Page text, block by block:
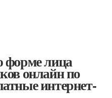
форме лица
онлайн по
интернет-